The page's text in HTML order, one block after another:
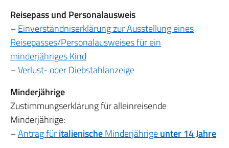
Reisepass und Personalausweis
–Einverständniserklärung zur Ausstellung eines
Reisepasses/Personalausweises für ein
minderjähriges Kind
–Verlust- oder Diebstahlanzeige
Minderjährige
Zustimmungserklärung für alleinreisende
Minderjährige:
–Antrag füritalienischeMinderjährigeunter 14 Jahre